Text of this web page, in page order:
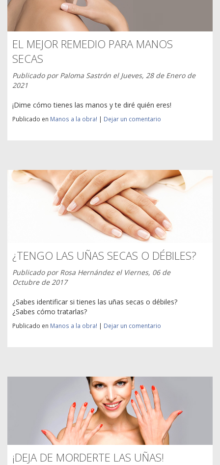
EL MEJOR REMEDIO PARA MANOS
SECAS
Publicado porPaloma Sastrón el Jueves, 28 de Enero de
2021
¡Dime cómo tienes las manos y te diré quién eres!
Publicado en Manos a la obra! | Dejar un comentario
¿TENGO LAS UÑAS SECAS O DÉBILES?
Publicado porRosa Hernándezel Viernes, 06 de
Octubre de 2017
¿Sabes identificar si tienes las uñas secas o débiles?
¿Sabes cómo tratarlas?
Publicado en Manos a la obra! | Dejar un comentario
¡DEJA DE MORDERTE LAS UÑAS!